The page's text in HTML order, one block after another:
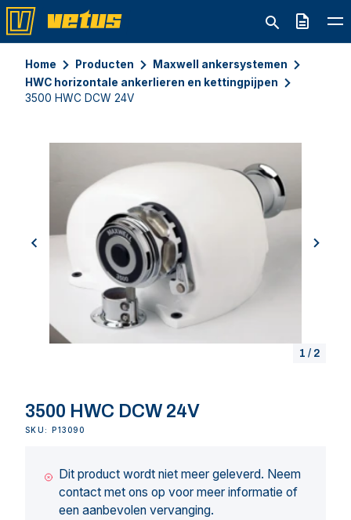
Offerte
Home Producten
Maxwell ankersystemen
HWC horizontale ankerlieren en kettingpijpen
3500 HWC DCW 24V
previous next
1 / 2
3500 HWC DCW 24V
SKU: P13090
Dit product wordt niet meer geleverd. Neem
contact met ons op voor meer informatie of
een aanbevolen vervanging.